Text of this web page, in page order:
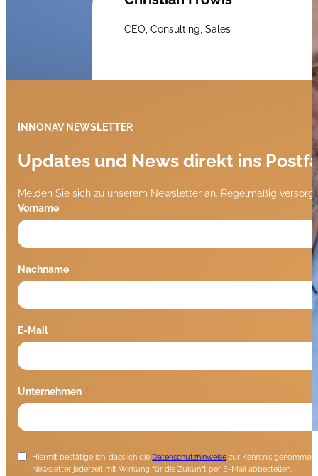
CEO, Consulting, Sales
Updates und News direkt ins
INNONAV NEWSLETTER
Melden Sie sich zu unserem Newsletter an. Regelmäßig
Vorname
Nachname
E-Mail
Unternehmen
Hiermit bestätige ich, dass ich die Datenschutzhinweise zur Kenntnis
Newsletter jederzeit mit Wirkung für die Zukunft per E-Mail abbestellen.